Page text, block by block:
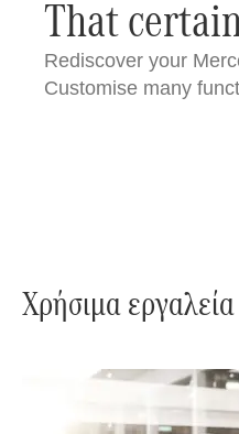
That
Rediscover your
Customise many
Χρήσιμα εργαλεία